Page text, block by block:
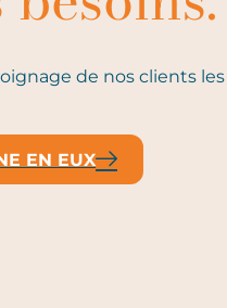
de nos clients les
EN EUX